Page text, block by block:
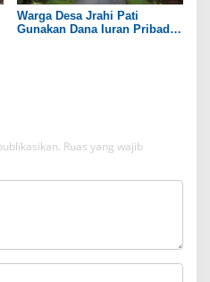
Warga Desa Jrahi Pati
Gunakan Dana Iuran Pribadi
Ruas yang wajib